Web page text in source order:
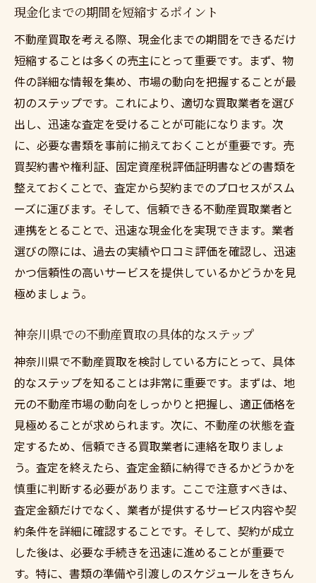
現金化までの期間を短縮するポイント
不動産買取を考える際、現金化までの期間をできるだけ
短縮することは多くの売主にとって重要です。まず、物
件の詳細な情報を集め、市場の動向を把握することが最
初のステップです。これにより、適切な買取業者を選び
出し、迅速な査定を受けることが可能になります。次
に、必要な書類を事前に揃えておくことが重要です。売
買契約書や権利証、固定資産税評価証明書などの書類を
整えておくことで、査定から契約までのプロセスがスム
ーズに運びます。そして、信頼できる不動産買取業者と
連携をとることで、迅速な現金化を実現できます。業者
選びの際には、過去の実績や口コミ評価を確認し、迅速
かつ信頼性の高いサービスを提供しているかどうかを見
極めましょう。
神奈川県での不動産買取の具体的なステップ
神奈川県で不動産買取を検討している方にとって、具体
的なステップを知ることは非常に重要です。まずは、地
元の不動産市場の動向をしっかりと把握し、適正価格を
見極めることが求められます。次に、不動産の状態を査
定するため、信頼できる買取業者に連絡を取りましょ
う。査定を終えたら、査定金額に納得できるかどうかを
慎重に判断する必要があります。ここで注意すべきは、
査定金額だけでなく、業者が提供するサービス内容や契
約条件を詳細に確認することです。そして、契約が成立
した後は、必要な手続きを迅速に進めることが重要で
す。特に、書類の準備や引渡しのスケジュールをきちん